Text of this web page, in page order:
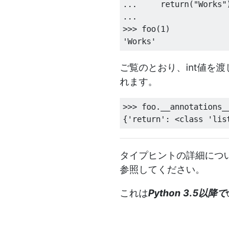
...
return( "Works"
...
>>> foo(1 )
'Works'
ご覧のとおり、int値を渡
れます。
>>> foo.
{ 'return' : <class
タイプヒントの詳細につ
参照してください。
これはPython 3.5以降で